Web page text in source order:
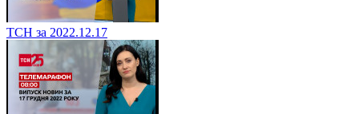
ТСН за 2022.12.17